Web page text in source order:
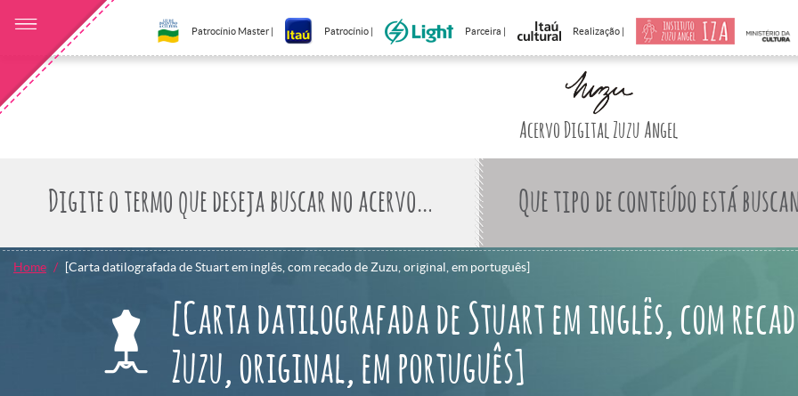
Patrocínio Master | Patrocínio | Parceira | Realização |
Acervo Digital Zuzu Angel
Que tipo de conteúdo está
Home [Carta datilografada de Stuart em inglês, com recado de Zuzu, original, em português]
[Carta datilografada de Stuart em inglês, com
Zuzu, original, em português]